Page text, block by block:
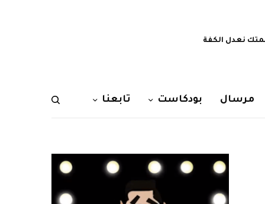
نعدل الكفة
مرسال بودكاست تابعنا